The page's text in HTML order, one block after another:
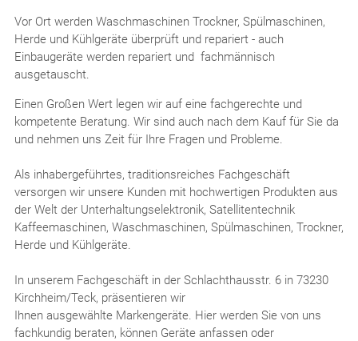
Vor Ort werden Waschmaschinen Trockner, Spülmaschinen,
Herde und Kühlgeräte überprüft und repariert - auch
Einbaugeräte werden repariert und fachmännisch
ausgetauscht.
Einen Großen Wert legen wir auf eine fachgerechte und
kompetente Beratung. Wir sind auch nach dem Kauf für Sie da
und nehmen uns Zeit für Ihre Fragen und Probleme.
Als inhabergeführtes, traditionsreiches Fachgeschäft
versorgen wir unsere Kunden mit hochwertigen Produkten aus
der Welt der Unterhaltungselektronik, Satellitentechnik
Kaffeemaschinen, Waschmaschinen, Spülmaschinen, Trockner,
Herde und Kühlgeräte.
In unserem Fachgeschäft in der Schlachthausstr. 6 in 73230
Kirchheim/Teck, präsentieren wir
Ihnen ausgewählte Markengeräte. Hier werden Sie von uns
fachkundig beraten, können Geräte anfassen oder